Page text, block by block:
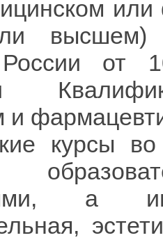
высшем)
России
и
курсы
а